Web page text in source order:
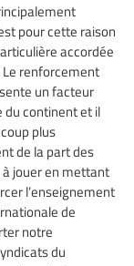
pour cette raison
accordée
Le renforcement
un facteur
du continent et il
plus
de la part des
à jouer en mettant
l’enseignement
de
notre
du